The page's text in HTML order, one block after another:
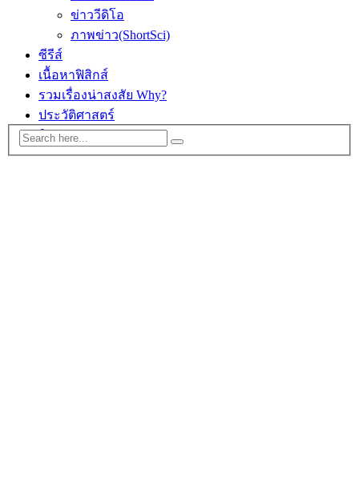
ข่าววีดิโอ
ภาพข่าว(ShortSci)
ซีรีส์
เนื้อหาฟิสิกส์
รวมเรื่องน่าสงสัย Why?
ประวัติศาสตร์
ติดต่อ